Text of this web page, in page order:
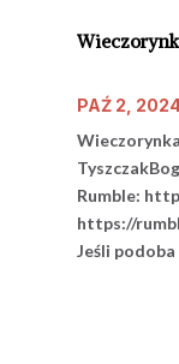
PAŹ 2,
Rumble:
https://
Jeśli